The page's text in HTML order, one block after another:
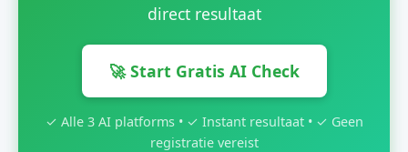
direct resultaat
🚀 Start Gratis AI Check
✓ Alle 3 AI platforms • ✓ Instant resultaat • ✓ Geen
registratie vereist